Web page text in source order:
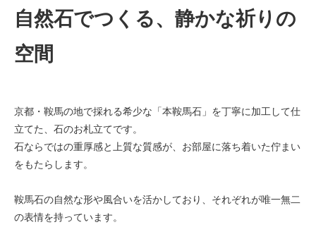
自然石でつくる、静かな祈りの
空間
京都・鞍馬の地で採れる希少な「本鞍馬石」を丁寧に加工して仕
立てた、石のお札立てです。
石ならではの重厚感と上質な質感が、お部屋に落ち着いた佇まい
をもたらします。
鞍馬石の自然な形や風合いを活かしており、それぞれが唯一無二
の表情を持っています。